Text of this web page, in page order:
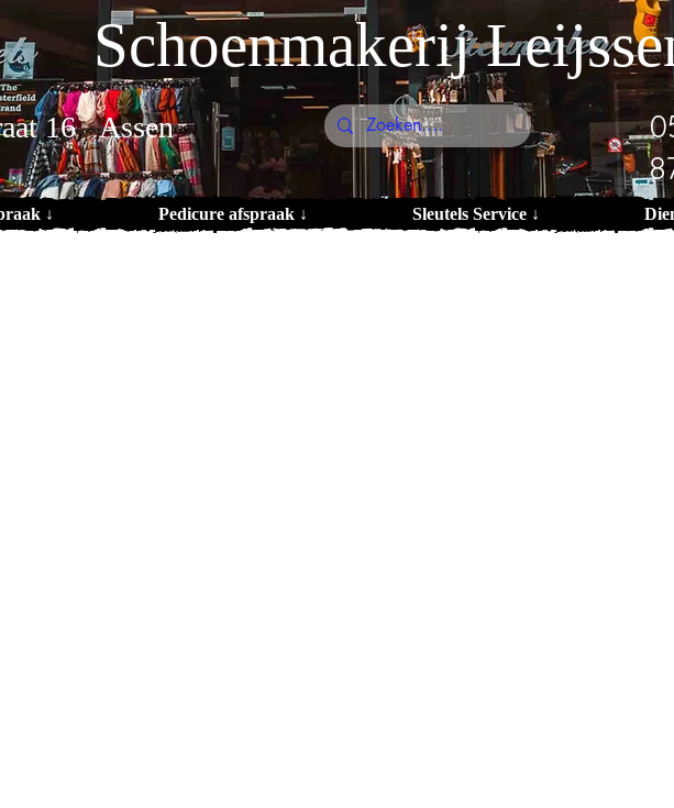
Schoenmakerij
16 Assen
↓ Pedicure afspraak ↓ Sleutels Service ↓